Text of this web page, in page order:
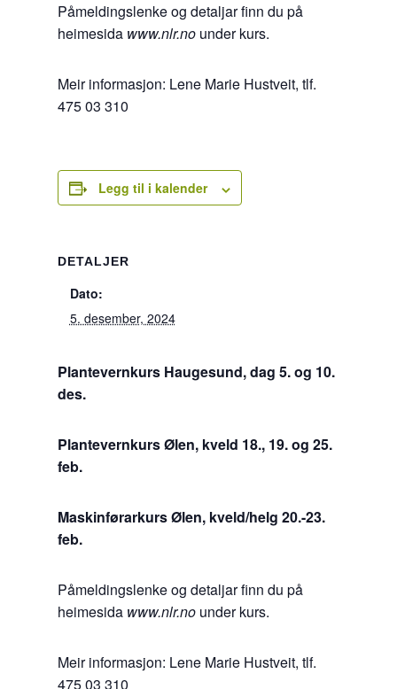
Påmeldingslenke og detaljar finn du på
heimesida www.nlr.no under kurs.
Meir informasjon: Lene Marie Hustveit, tlf.
475 03 310
Legg til i kalender
DETALJER
Dato:
5. desember, 2024
Plantevernkurs Haugesund, dag 5. og 10.
des.
Plantevernkurs Ølen, kveld 18., 19. og 25.
feb.
Maskinførarkurs Ølen, kveld/helg 20.-23.
feb.
Påmeldingslenke og detaljar finn du på
heimesida www.nlr.no under kurs.
Meir informasjon: Lene Marie Hustveit, tlf.
475 03 310